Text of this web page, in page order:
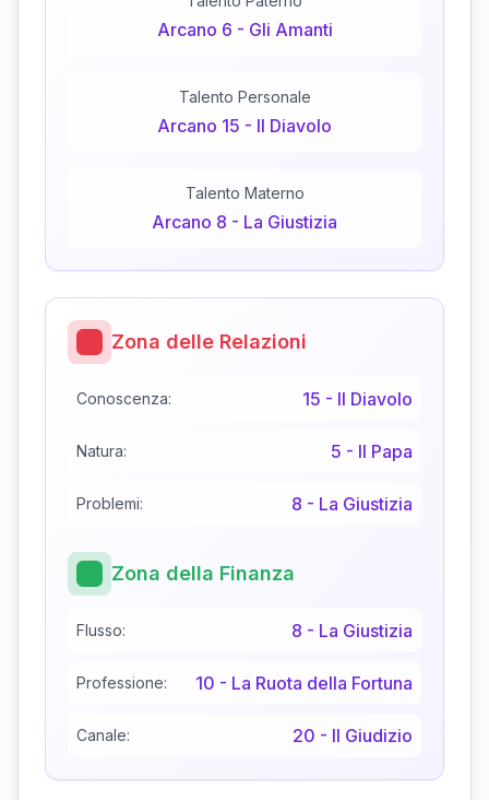
Arcano 6 - Gli Amanti
Talento Personale
Arcano 15 - Il Diavolo
Talento Materno
Arcano 8 - La Giustizia
Zona delle Relazioni
Conoscenza: 15 - Il Diavolo
Natura: 5 - Il Papa
Problemi: 8 - La Giustizia
Zona della Finanza
Flusso: 8 - La Giustizia
Professione: 10 - La Ruota della Fortuna
Canale: 20 - Il Giudizio